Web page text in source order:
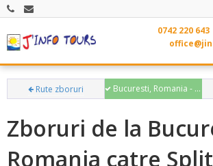
0742 220 643
Rute zboruri Bucuresti, Romania - Split, Croatia
Zboruri de la
Romania catre